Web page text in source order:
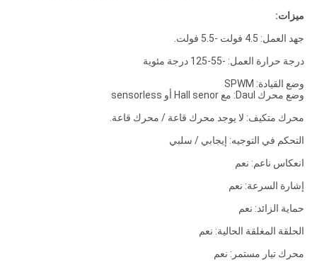
ميزات:
جهد العمل: 4.5 فولت -5.5 فولت.
درجة حرارة العمل: -55-125 درجة مئوية
وضع القيادة: SPWM
وضع محرك Daul: مع Hall senor أو sensorless
محرك متكيف: لا يوجد محرك قاعة / محرك قاعة.
التحكم في التوجيه: إيجابي / سلبي
انعكاس ناعم: نعم
إشارة السرعة: نعم
حماية الزائد: نعم
الحلقة المغلقة الحالية: نعم
محرك تيار مستمر: نعم